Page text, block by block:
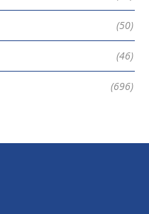
(50)
(46)
(696)